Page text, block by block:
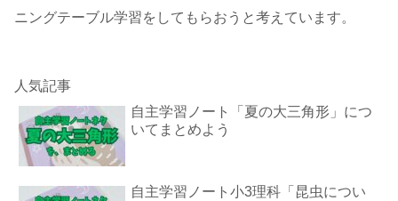
ニングテーブル学習をしてもらおうと考えています。
人気記事
自主学習ノート「夏の大三角形」につ
いてまとめよう
自主学習ノート小3理科「昆虫につい